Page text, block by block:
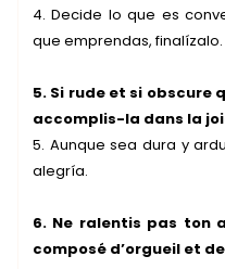
4. Decide lo que es
que emprendas, finalízalo.
5. Si rude et si obscure
accomplis-la dans la
5. Aunque sea dura y
alegría.
6. Ne ralentis pas ton
composé d’orgueil et